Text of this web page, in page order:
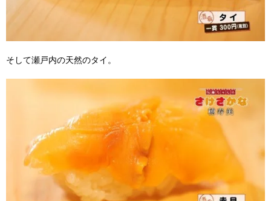
そして瀬戸内の天然のタイ。